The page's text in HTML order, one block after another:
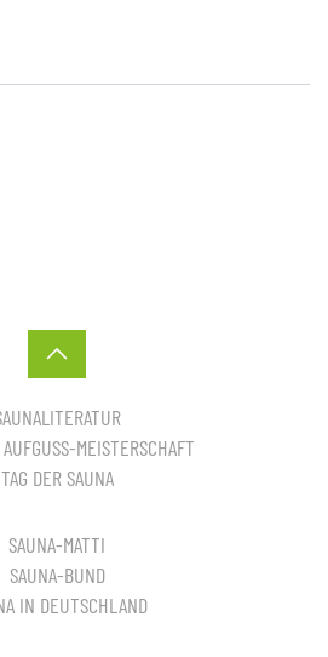
MEISTERSCHAFT
TAG DER SAUNA
SAUNA-MATTI
SAUNA-BUND
IN DEUTSCHLAND